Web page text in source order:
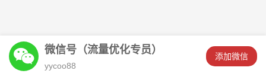
󦘖 微信号（流量优化专员）
yycoo88
添加微信
*****舞芳华刚刚添加了客服微信！